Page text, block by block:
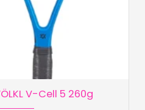
V-Cell 5 260g